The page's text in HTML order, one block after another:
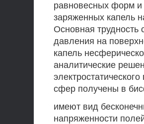
равновесных форм и
заряженных капель
Основная трудность
давления на
капель
аналитические
сфер получены в
имеют вид
напряженности